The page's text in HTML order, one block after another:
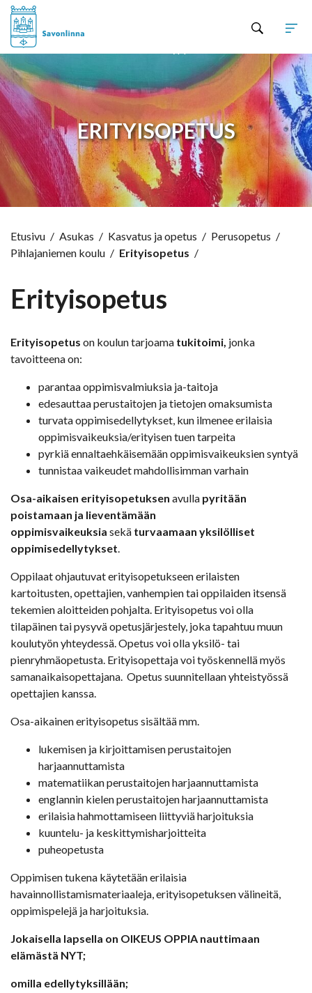
ERITYISOPETUS
Etusivu / Asukas / Kasvatus ja opetus / Perusopetus /
Pihlajaniemen koulu / Erityisopetus /
Erityisopetus
Erityisopetus on koulun tarjoama tukitoimi, jonka
tavoitteena on:
parantaa oppimisvalmiuksia ja-taitoja
edesauttaa perustaitojen ja tietojen omaksumista
turvata oppimisedellytykset, kun ilmenee erilaisia
oppimisvaikeuksia/erityisen tuen tarpeita
pyrkiä ennaltaehkäisemään oppimisvaikeuksien syntyä
tunnistaa vaikeudet mahdollisimman varhain
Osa-aikaisen erityisopetuksen avulla pyritään
poistamaan ja lieventämään
oppimisvaikeuksia sekä turvaamaan yksilölliset
oppimisedellytykset.
Oppilaat ohjautuvat erityisopetukseen erilaisten
kartoitusten, opettajien, vanhempien tai oppilaiden itsensä
tekemien aloitteiden pohjalta. Erityisopetus voi olla
tilapäinen tai pysyvä opetusjärjestely, joka tapahtuu muun
koulutyön yhteydessä. Opetus voi olla yksilö- tai
pienryhmäopetusta. Erityisopettaja voi työskennellä myös
samanaikaisopettajana. Opetus suunnitellaan yhteistyössä
opettajien kanssa.
Osa-aikainen erityisopetus sisältää mm.
lukemisen ja kirjoittamisen perustaitojen
harjaannuttamista
matematiikan perustaitojen harjaannuttamista
englannin kielen perustaitojen harjaannuttamista
erilaisia hahmottamiseen liittyviä harjoituksia
kuuntelu- ja keskittymisharjoitteita
puheopetusta
Oppimisen tukena käytetään erilaisia
havainnollistamismateriaaleja, erityisopetuksen välineitä,
oppimispelejä ja harjoituksia.
Jokaisella lapsella on OIKEUS OPPIA nauttimaan
elämästä NYT;
omilla edellytyksillään;